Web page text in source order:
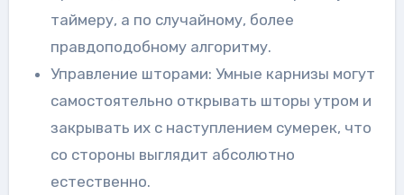
таймеру, а по случайному, более
правдоподобному алгоритму.
Управление шторами: Умные карнизы могут
самостоятельно открывать шторы утром и
закрывать их с наступлением сумерек, что
со стороны выглядит абсолютно
естественно.